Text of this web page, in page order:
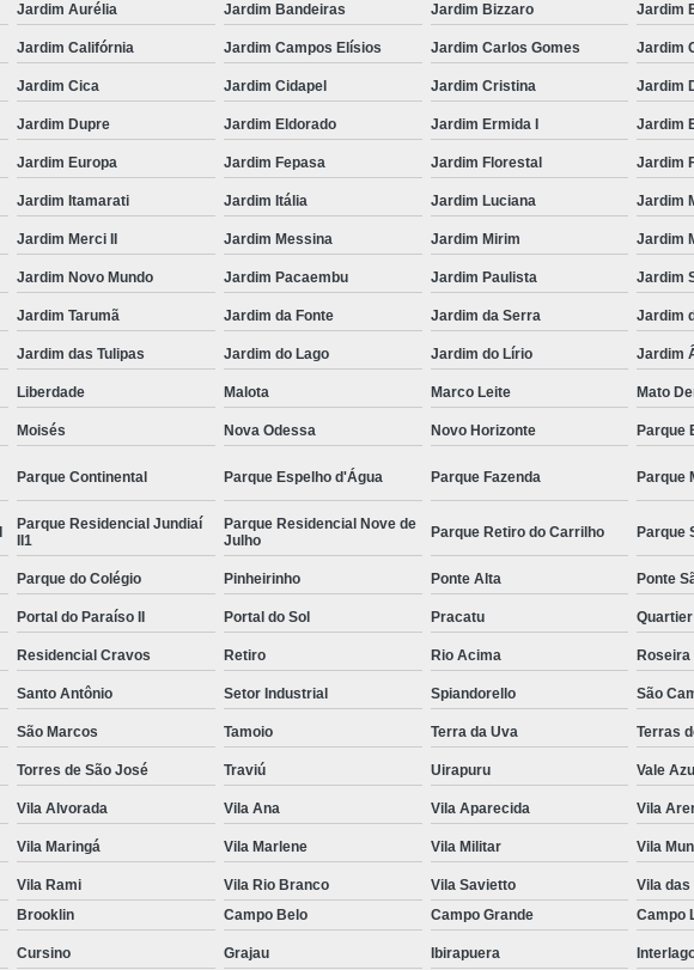
Jardim Aurélia Jardim Bandeiras Jardim Bizzaro Jardim
Jardim Califórnia Jardim Campos Elísios Jardim Carlos Gomes Jardim
Jardim Cica Jardim Cidapel Jardim Cristina Jardim
Jardim Dupre Jardim Eldorado Jardim Ermida I Jardim
Jardim Europa Jardim Fepasa Jardim Florestal Jardim
Jardim Itamarati Jardim Itália Jardim Luciana Jardim
Jardim Merci II Jardim Messina Jardim Mirim Jardim
Jardim Novo Mundo Jardim Pacaembu Jardim Paulista Jardim
Jardim Tarumã Jardim da Fonte Jardim da Serra Jardim
Jardim das Tulipas Jardim do Lago Jardim do Lírio Jardim
Liberdade Malota Marco Leite Mato
Moisés Nova Odessa Novo Horizonte Parque
Parque Continental Parque Espelho d'Água Parque Fazenda Parque
Parque Residencial Jundiaí
II1
Parque Residencial Nove de
Julho
Parque Retiro do Carrilho Parque
Parque do Colégio Pinheirinho Ponte Alta Ponte
Portal do Paraíso II Portal do Sol Pracatu
Residencial Cravos Retiro Rio Acima Roseira
Santo Antônio Setor Industrial Spiandorello São
São Marcos Tamoio Terra da Uva Terras
Torres de São José Traviú Uirapuru Vale Azul
Vila Alvorada Vila Ana Vila Aparecida Vila
Vila Maringá Vila Marlene Vila Militar Vila
Vila Rami Vila Rio Branco Vila Savietto Vila
Brooklin Campo Belo Campo Grande Campo
Cursino Grajau Ibirapuera